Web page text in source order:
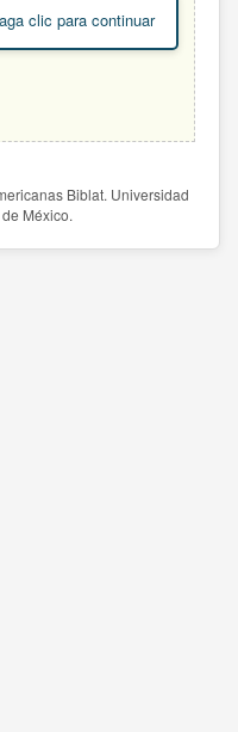
clic para continuar
Biblat. Universidad
México.